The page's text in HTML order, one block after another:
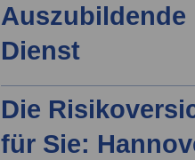
Dienst
Die
für Sie: